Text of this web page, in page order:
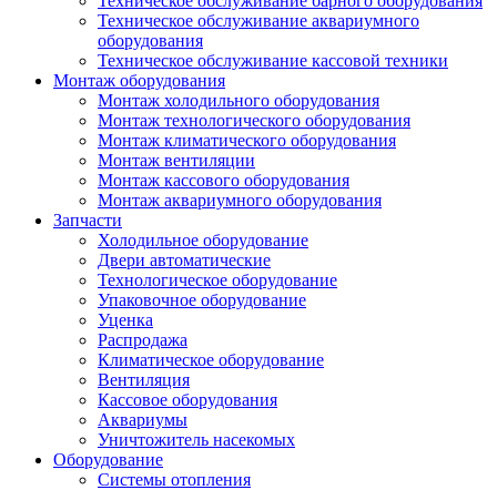
Техническое обслуживание аквариумного
оборудования
Техническое обслуживание кассовой техники
Монтаж оборудования
Монтаж холодильного оборудования
Монтаж технологического оборудования
Монтаж климатического оборудования
Монтаж вентиляции
Монтаж кассового оборудования
Монтаж аквариумного оборудования
Запчасти
Холодильное оборудование
Двери автоматические
Технологическое оборудование
Упаковочное оборудование
Уценка
Распродажа
Климатическое оборудование
Вентиляция
Кассовое оборудования
Аквариумы
Уничтожитель насекомых
Оборудование
Системы отопления